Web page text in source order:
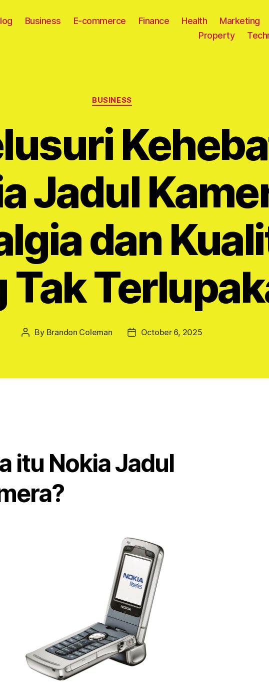
Business E-commerce Finance Health Marketing
Property
Categories
BUSINESS
Jadul
dan
Tak
Post
By Brandon Coleman
PostOctober 6, 2025
itu Nokia Jadul